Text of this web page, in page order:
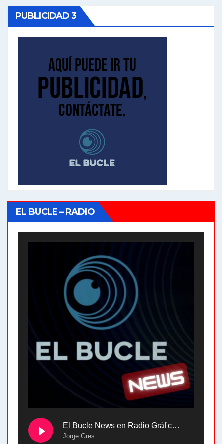
PUBLICIDAD 3
EL BUCLE – RADIO
El Bucle News en Radio Gráfica. Bloque 2 . 28.04.24
Jorge Gres